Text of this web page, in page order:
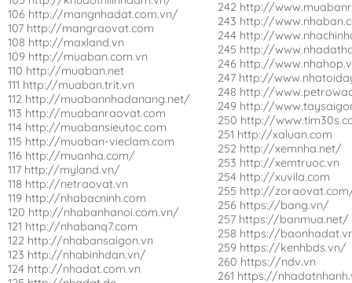
106 http://mangnhadat.com.vn/
107 http://mangraovat.com
108 http://maxland.vn
109 http://muaban.com.vn
110 http://muaban.net
111 http://muaban.trit.vn
112 http://muabannhadanang.net/
113 http://muabanraovat.com
114 http://muabansieutoc.com
115 http://muaban-vieclam.com
116 http://muanha.com/
117 http://myland.vn/
118 http://netraovat.vn
119 http://nhabacninh.com
120 http://nhabanhanoi.com.vn/
121 http://nhabanq7.com
122 http://nhabansaigon.vn
123 http://nhabinhdan.vn/
124 http://nhadat.com.vn
242 http://
243 http://
244 http://
245 http://
246 http://
247 http://
248 http://
249 http://
250 http://
251 http://xaluan.com
252 http://xemnha.net/
253 http://xemtruoc.vn
254 http://xuvila.com
255 http://
256 https://bang.vn/
257 https://banmua.net/
258 https://
259 https://kenhbds.vn/
260 https://ndv.vn
261 https://